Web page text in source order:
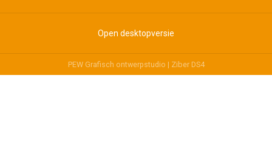
Open desktopversie
PEW Grafisch ontwerpstudio | Ziber DS4